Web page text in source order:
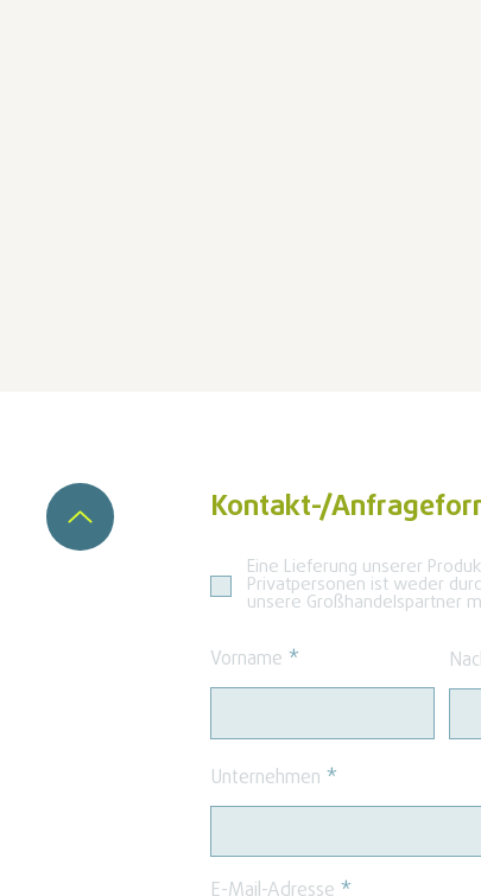
Kontakt-/
Eine Lieferung unserer
Privatpersonen ist weder
unsere Großhandelspartner
Vorname
Unternehmen